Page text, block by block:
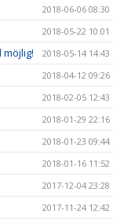
2018-06-06 08:30
2018-05-22 10:01
2018-05-14 14:43
2018-04-12 09:26
2018-02-05 12:43
2018-01-29 22:16
2018-01-23 09:44
2018-01-16 11:52
2017-12-04 23:28
2017-11-24 12:42